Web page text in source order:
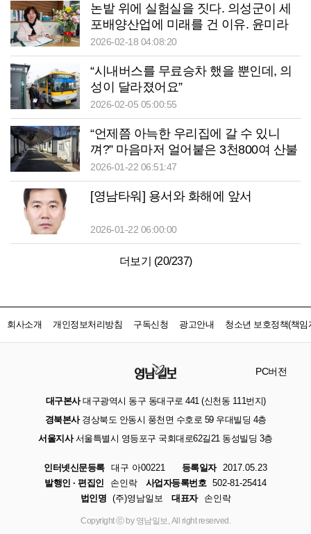
논밭 위에 실험실을 짓다. 의성군이 세
포배양산업에 미래를 건 이유. 윤미라
의성군청 미래산업과 과장
2026-02-18 04:08:20
“시내버스를 무료승차 했을 뿐인데, 의
성이 달라졌어요”
2026-02-05 05:00:55
“언제쯤 아늑한 우리집에 갈 수 있니
껴?” 마음마저 얼어붙은 3천800여 산불
이재민
2026-01-22 06:51:47
[영남타워] 용서와 화해에 앞서
2026-01-22 06:00:00
더보기 (20/237)
회사소개 개인정보처리방침 구독신청 광고안내 청소년 보호정책(책임
PC버전
대구본사대구광역시 동구 동대구로 441 (신천동 111번지)
경북본사경상북도 안동시 풍천면 수호로 59 우대빌딩 4층
서울지사서울특별시 영등포구 국회대로62길21 동성빌딩 3층
인터넷신문등록 대구 아00221 등록일자
2017.05.23
발행인 · 편집인
손인락 사업자등록번호 502-81-25414
법인명 (주)영남일보 대표자 손인락
Copyright ⓒ by 영남일보, All right reserved.